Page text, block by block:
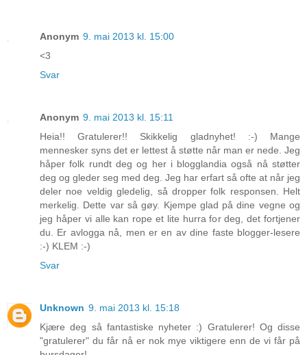
Anonym 9. mai 2013 kl. 15:00
<3
Svar
Anonym 9. mai 2013 kl. 15:11
Heia!! Gratulerer!! Skikkelig gladnyhet! :-) Mange
mennesker syns det er lettest å støtte når man er nede. Jeg
håper folk rundt deg og her i blogglandia også nå støtter
deg og gleder seg med deg. Jeg har erfart så ofte at når jeg
deler noe veldig gledelig, så dropper folk responsen. Helt
merkelig. Dette var så gøy. Kjempe glad på dine vegne og
jeg håper vi alle kan rope et lite hurra for deg, det fortjener
du. Er avlogga nå, men er en av dine faste blogger-lesere
:-) KLEM :-)
Svar
Unknown 9. mai 2013 kl. 15:18
Kjære deg så fantastiske nyheter :) Gratulerer! Og disse
"gratulerer" du får nå er nok mye viktigere enn de vi får på